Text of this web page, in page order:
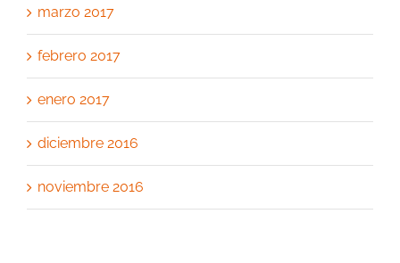
marzo 2017
febrero 2017
enero 2017
diciembre 2016
noviembre 2016